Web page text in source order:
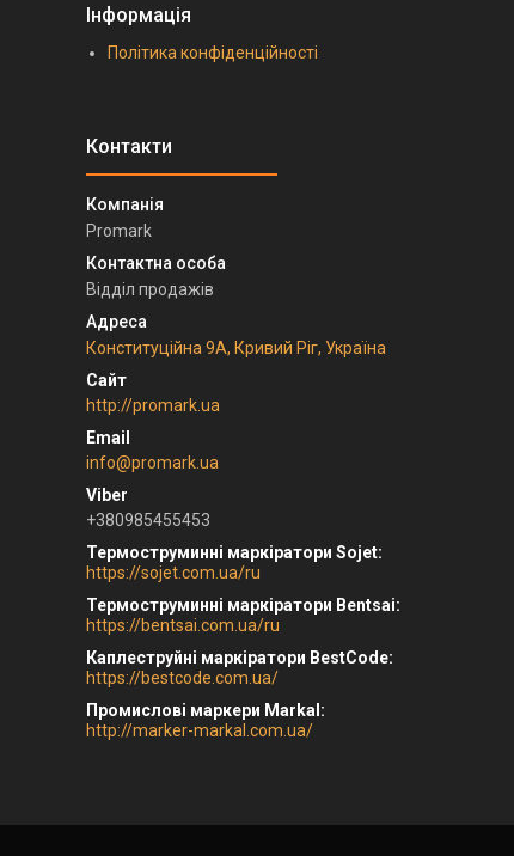
Інформація
Політика конфіденційності
Promark
Відділ продажів
Конституційна 9А, Кривий Ріг, Україна
http://promark.ua
info@promark.ua
+380985455453
Термоструминні маркіратори Sojet
https://sojet.com.ua/ru
Термоструминні маркіратори Bentsai
https://bentsai.com.ua/ru
Каплеструйні маркіратори BestCode
https://bestcode.com.ua/
Промислові маркери Markal
http://marker-markal.com.ua/